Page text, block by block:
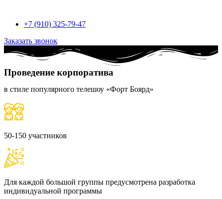
+7 (910) 325-79-47
Заказать звонок
Проведение корпоратива
в стиле популярного телешоу «Форт Боярд»
50-150 участников
Для каждой большой группы предусмотрена разработка
индивидуальной программы